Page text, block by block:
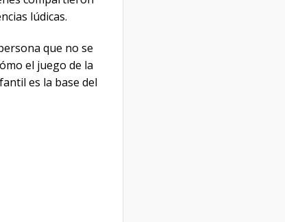
lúdicas.
que no se
el juego de la
es la base del